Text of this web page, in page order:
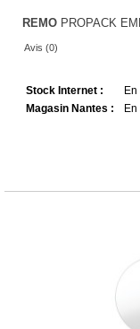
REMO PROPACK
Avis (0)
Stock Internet :
En
Magasin Nantes :
En